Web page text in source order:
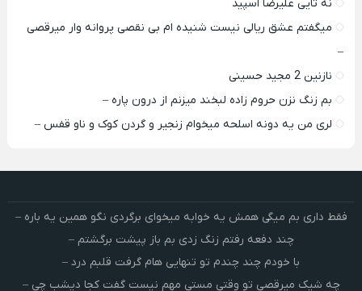
نه تایی علیرضا اسپید
میگفتم عشق ریالی نیست شنیده ام بی نقصی پروانه وار میرقصی
–
نازنین 2 مجید حسینی
بم زنگ نزن حروم زاده لبخند میزنم از درون پاره –
لری من یه دونه اسلحه میخوام زﻧﺠﻴﺮ و ﮔﺮدن ﻛﻮک و ﻧﺎو ﻗﻔﺲ –
فقط داری بم میگی همش یه خوابه میخوای برگردی نگو همین یه باره –
چند دفعه رفتم زنگ زدی بم باز پیشت برگشتم –
با خودم چند چندم تو تنهایی هام گرفت قلبم درد –
چه شیک میرقصی تو وقتی مستی مهم نیست گفت کجا دیشب چی –